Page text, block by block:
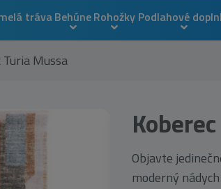
trávaBehúneRohožky Podlahové
Turia Mussa
Objavte
moderný